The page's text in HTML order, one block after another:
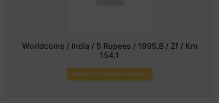
Worldcoins / India / 5 Rupees / 1995.B / Zf / Km
154.1
Melding bij beschikbaarheid